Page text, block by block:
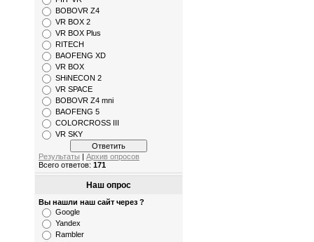
BOBOVR Z4
VR BOX 2
VR BOX Plus
RITECH
BAOFENG XD
VR BOX
SHiNECON 2
VR SPACE
BOBOVR Z4 mni
BAOFENG 5
COLORCROSS III
VR SKY
Результаты
Архив опросов
Всего ответов: 171
Наш опрос
Вы нашли наш сайт через ?
Google
Yandex
Rambler